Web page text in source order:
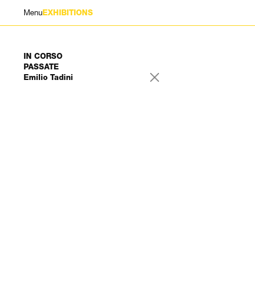
IN CORSO
PASSATE
Menu EXHIBITIONS